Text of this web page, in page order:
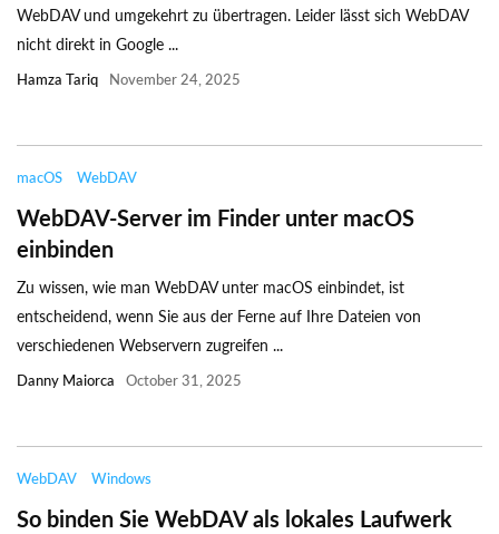
WebDAV und umgekehrt zu übertragen. Leider lässt sich WebDAV
nicht direkt in Google ...
Hamza Tariq November 24, 2025
macOS WebDAV
WebDAV-Server im Finder unter macOS
einbinden
Zu wissen, wie man WebDAV unter macOS einbindet, ist
entscheidend, wenn Sie aus der Ferne auf Ihre Dateien von
verschiedenen Webservern zugreifen ...
Danny Maiorca October 31, 2025
WebDAV Windows
So binden Sie WebDAV als lokales Laufwerk